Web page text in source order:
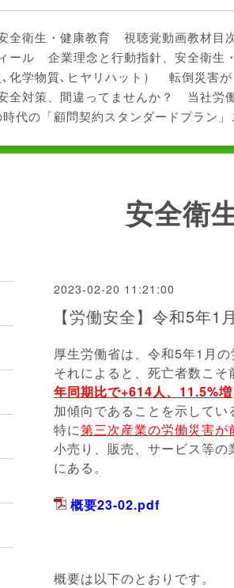
全衛生・健康教育 視聴覚動画教材目
ール 企業理念と行動指針、安全衛生
化学物質､ヒヤリハット）
転倒災害
全対策、間違ってませんか？
当社労
時代の「顧問契約スタンダードプラン」
安全衛
2023-02-20 11:21:00
【労働安全】令和5年1
厚生労働省は、令和5年1月
それによると、死亡者数こそ
年同期比で+614人、11.5%増
加傾向であることを示してい
特に第三次産業の労働災害
小売り、販売、サービス等
にある。
概要23-02.pdf
概要は以下のとおりです。